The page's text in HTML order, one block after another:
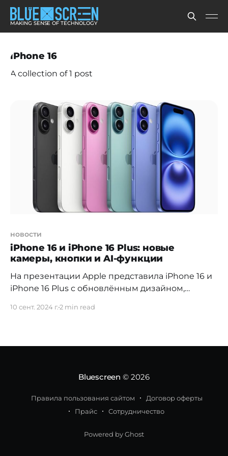
MAKING SENSE OF TECHNOLOGY
iPhone 16
A collection of 1 post
новости
iPhone 16 и iPhone 16 Plus: новые
камеры, кнопки и AI-функции
На презентации Apple представила iPhone 16 и
iPhone 16 Plus с обновлённым дизайном,
10 сент. 2024 г.2 min read
Bluescreen © 2026
Правила пользования сайтом
Договор оферты
Прайс
Сотрудничество
Powered by Ghost